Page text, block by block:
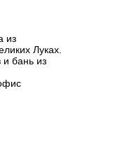
из
Луках.
и бань из